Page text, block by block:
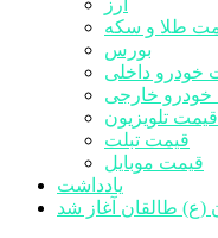
ارز
طلا و سکه
بورس
خودرو داخلی
خارجی
قیمت تلویزیون
قیمت تبلت
قیمت موبایل
یادداشت
(ع) طالقان آغاز شد